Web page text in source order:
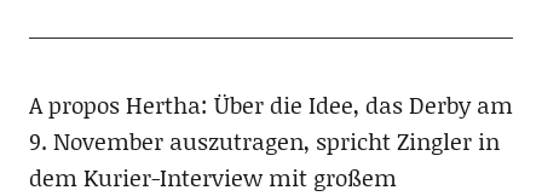
A propos Hertha: Über die Idee, das Derby am
9. November auszutragen, spricht Zingler in
dem Kurier-Interview mit großem